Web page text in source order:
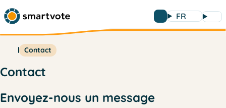
FR
Contact
Contact
Envoyez-nous un message